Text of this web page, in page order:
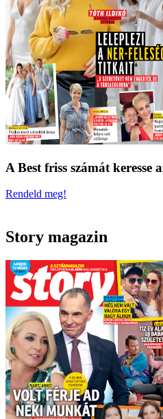
A Best friss számát keresse
Rendeld meg!
Story magazin